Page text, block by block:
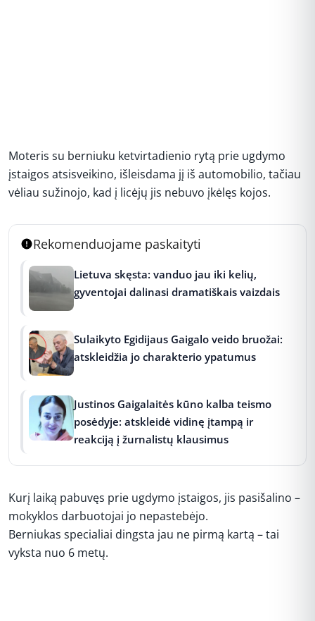
Moteris su berniuku ketvirtadienio rytą prie ugdymo
įstaigos atsisveikino, išleisdama jį iš automobilio, tačiau
vėliau sužinojo, kad į licėjų jis nebuvo įkėlęs kojos.
Rekomenduojame paskaityti
Lietuva skęsta: vanduo jau iki kelių,
gyventojai dalinasi dramatiškais vaizdais
Sulaikyto Egidijaus Gaigalo veido bruožai:
atskleidžia jo charakterio ypatumus
Justinos Gaigalaitės kūno kalba teismo
posėdyje: atskleidė vidinę įtampą ir
reakciją į žurnalistų klausimus
Kurį laiką pabuvęs prie ugdymo įstaigos, jis pasišalino –
mokyklos darbuotojai jo nepastebėjo.
Berniukas specialiai dingsta jau ne pirmą kartą – tai
vyksta nuo 6 metų.